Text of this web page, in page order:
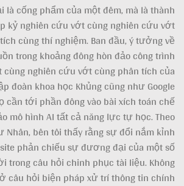
là cống phẩm của một đêm, mà là thành
kỷ nghiên cứu vớt cùng nghiên cứu vớt
cùng thí nghiệm. Ban đầu, ý tưởng về
trong khoảng đông hòn đảo công trình
nghiên cứu vớt cùng phân tích của
đoàn khoa học Khủng cũng như Google
cần tới phần đông vào bài xích toán chế
mô hình AI tất cả năng lực tự học. Theo
Nhân, bên tôi thấy rằng sự đổi nắm kỉnh
phản chiếu sự đương đại của một số
trong câu hỏi chinh phục tài liệu. Không
câu hỏi biện pháp xử trí thông tin chính